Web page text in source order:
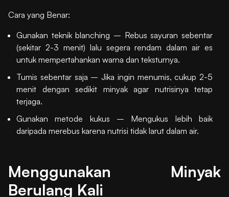
Cara yang Benar:
Gunakan teknik blanching – Rebus sayuran sebentar
(sekitar 2-3 menit) lalu segera rendam dalam air es
untuk mempertahankan warna dan teksturnya.
Tumis sebentar saja – Jika ingin menumis, cukup 2-5
menit dengan sedikit minyak agar nutrisinya tetap
terjaga.
Gunakan metode kukus – Mengukus lebih baik
daripada merebus karena nutrisi tidak larut dalam air.
Menggunakan Minyak
Berulang Kali